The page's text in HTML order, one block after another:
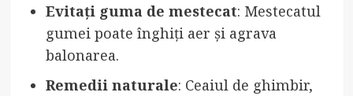
Evitați guma de mestecat: Mestecatul
gumei poate înghiți aer și agrava
balonarea.
Remedii naturale: Ceaiul de ghimbir,